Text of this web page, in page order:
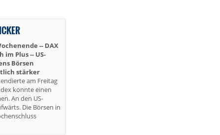
-- DAX
Plus -- US-
Börsen
stärker
am Freitag
konnte einen
An den US-
Die Börsen in